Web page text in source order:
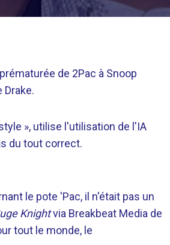
de 2Pac à Snoop
», utilise l'utilisation de l'IA
du tout correct.
le pote 'Pac, il n'était pas un
Knightvia Breakbeat Media de
tout le monde, le